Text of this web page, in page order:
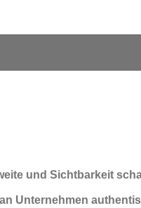
und Sichtbarkeit
Unternehmen